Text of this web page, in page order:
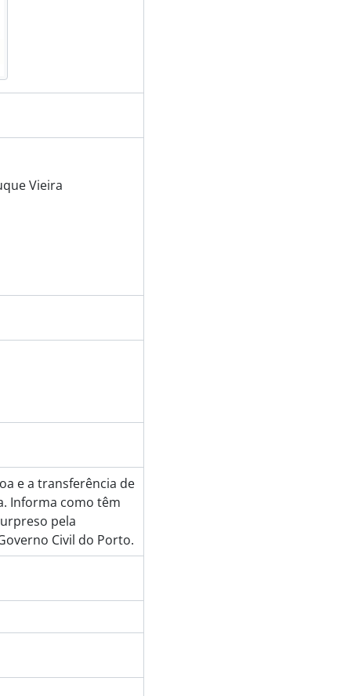
Vieira
e a transferência de
Informa como têm
pela
Civil do Porto.